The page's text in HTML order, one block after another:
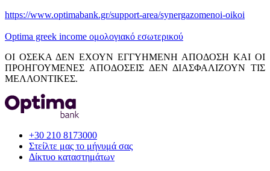
https://www.optimabank.gr/support-area/synergazomenoi-oikoi
Optima greek income ομολογιακό εσωτερικού
ΟΙ ΟΣΕΚΑ ΔΕΝ ΕΧΟΥΝ ΕΓΓΥΗΜΕΝΗ ΑΠΟΔΟΣΗ ΚΑΙ ΟΙ
ΠΡΟΗΓΟΥΜΕΝΕΣ ΑΠΟΔΟΣΕΙΣ ΔΕΝ ΔΙΑΣΦΑΛΙΖΟΥΝ ΤΙΣ
ΜΕΛΛΟΝΤΙΚΕΣ.
+30 210 8173000
Στείλτε μας το μήνυμά σας
Δίκτυο καταστημάτων